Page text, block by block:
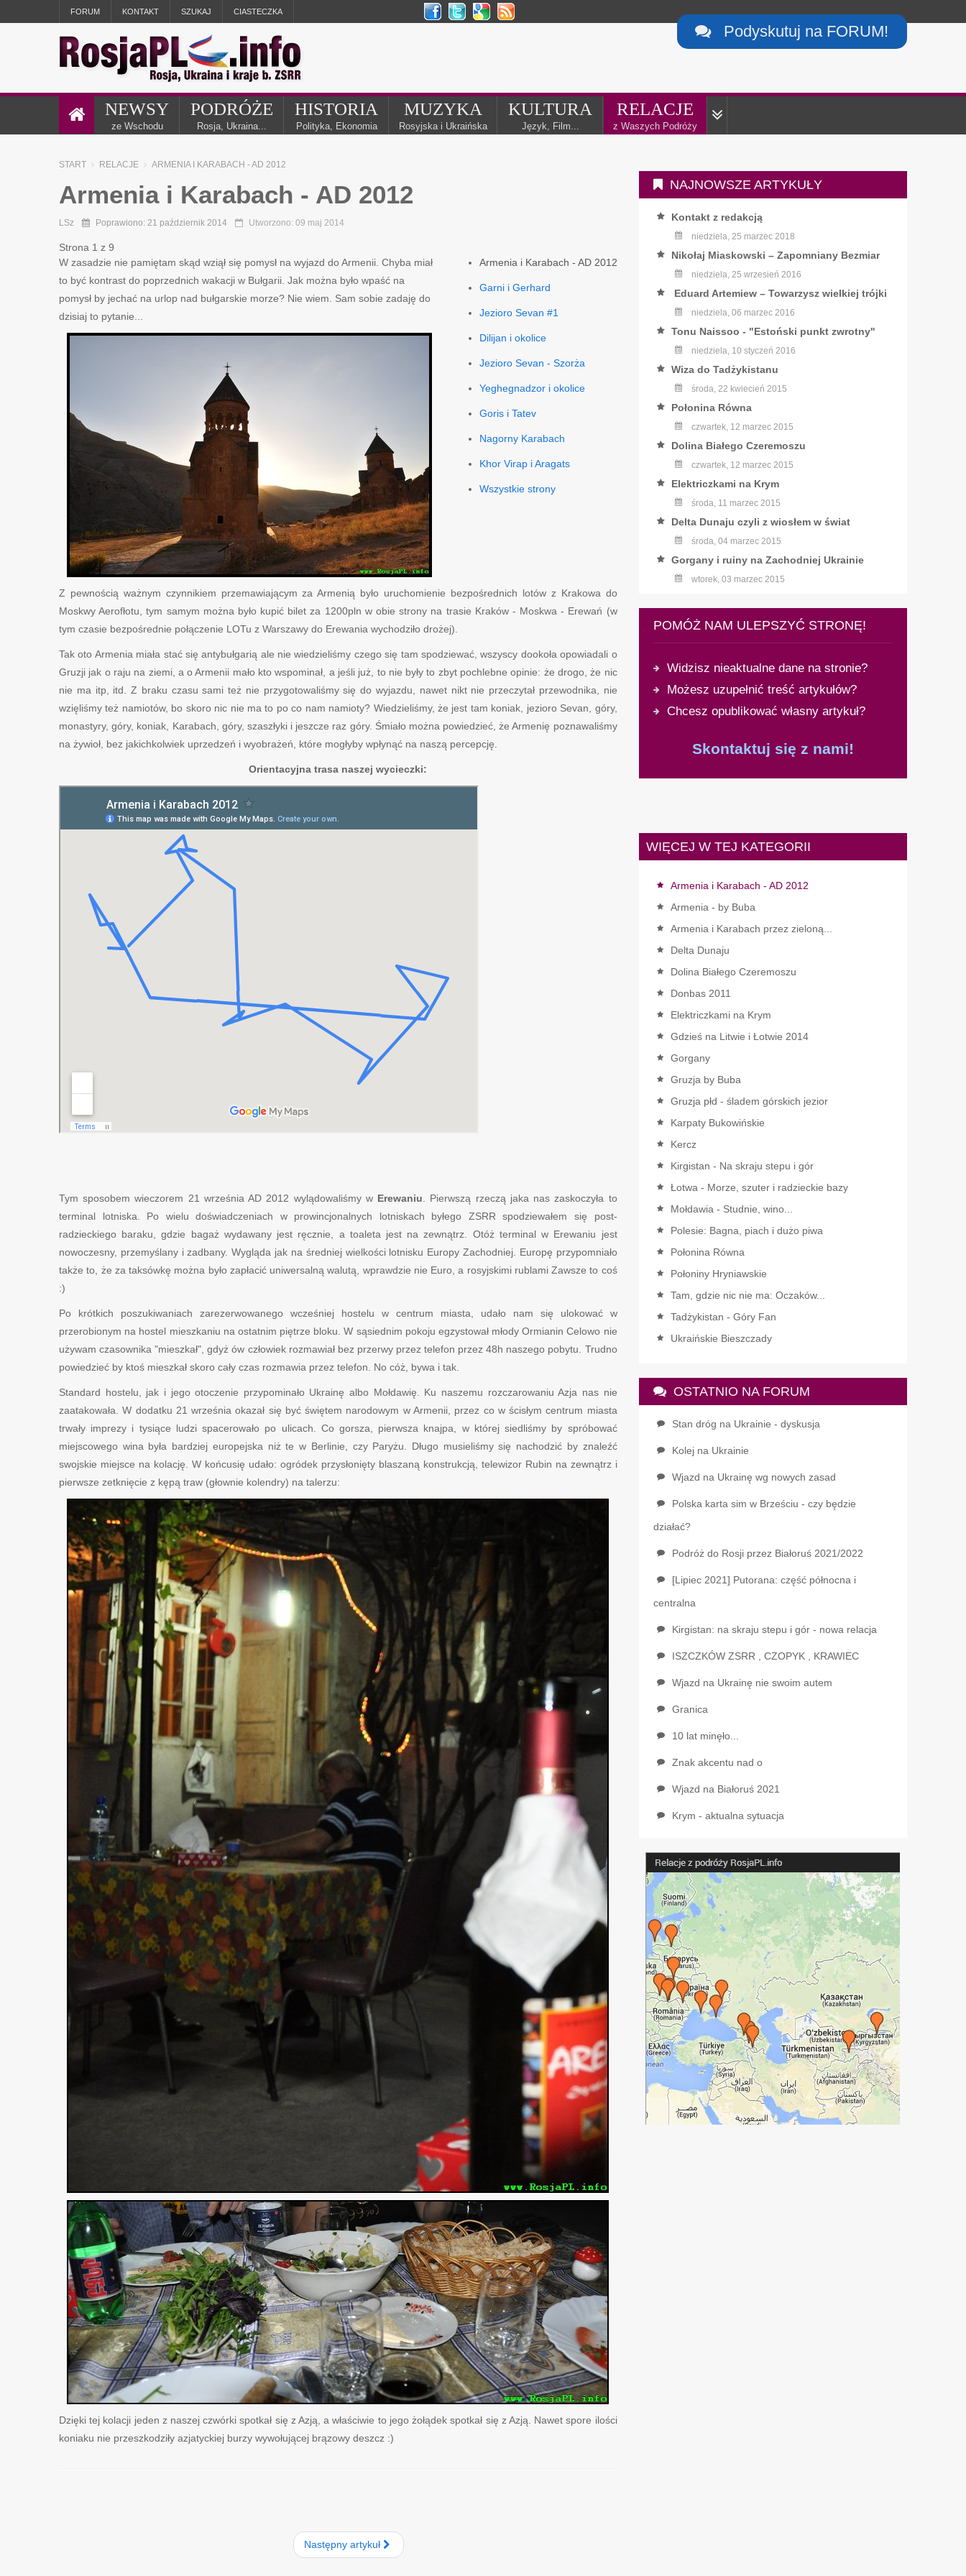
FORUM KONTAKT SZUKAJ CIASTECZKA
 Podyskutuj na FORUM!
NEWSY
ze Wschodu
PODRÓŻE
Rosja, Ukraina...
HISTORIA
Polityka, Ekonomia
MUZYKA
Rosyjska i Ukraińska
KULTURA
Język, Film...
RELACJE
z Waszych Podróży
START RELACJE ARMENIA I KARABACH - AD 2012
Armenia i Karabach - AD 2012
LSz Poprawiono: 21 październik 2014 Utworzono: 09 maj 2014
Armenia i Karabach - AD 2012
Garni i Gerhard
Jezioro Sevan #1
Dilijan i okolice
Jezioro Sevan - Szorża
Yeghegnadzor i okolice
Goris i Tatev
Nagorny Karabach
Khor Virap i Aragats
Wszystkie strony
Strona 1 z 9
W zasadzie nie pamiętam skąd wziął się pomysł na wyjazd do Armenii. Chyba miał
to być kontrast do poprzednich wakacji w Bułgarii. Jak można było wpaść na
pomysł by jechać na urlop nad bułgarskie morze? Nie wiem. Sam sobie zadaję do
dzisiaj to pytanie...
Z pewnością ważnym czynnikiem przemawiającym za Armenią było uruchomienie bezpośrednich lotów z Krakowa do
Moskwy Aerofłotu, tym samym można było kupić bilet za 1200pln w obie strony na trasie Kraków - Moskwa - Erewań (w
tym czasie bezpośrednie połączenie LOTu z Warszawy do Erewania wychodziło drożej).
Tak oto Armenia miała stać się antybułgarią ale nie wiedzieliśmy czego się tam spodziewać, wszyscy dookoła opowiadali o
Gruzji jak o raju na ziemi, a o Armenii mało kto wspominał, a jeśli już, to nie były to zbyt pochlebne opinie: że drogo, że nic
nie ma itp, itd. Z braku czasu sami też nie przygotowaliśmy się do wyjazdu, nawet nikt nie przeczytał przewodnika, nie
wzięliśmy też namiotów, bo skoro nic nie ma to po co nam namioty? Wiedzieliśmy, że jest tam koniak, jezioro Sevan, góry,
monastyry, góry, koniak, Karabach, góry, szaszłyki i jeszcze raz góry. Śmiało można powiedzieć, że Armenię poznawaliśmy
na żywioł, bez jakichkolwiek uprzedzeń i wyobrażeń, które mogłyby wpłynąć na naszą percepcję.
Orientacyjna trasa naszej wycieczki:
Tym sposobem wieczorem 21 września AD 2012 wylądowaliśmy w Erewaniu . Pierwszą rzeczą jaka nas zaskoczyła to
terminal lotniska. Po wielu doświadczeniach w prowincjonalnych lotniskach byłego ZSRR spodziewałem się post-
radzieckiego baraku, gdzie bagaż wydawany jest ręcznie, a toaleta jest na zewnątrz. Otóż terminal w Erewaniu jest
nowoczesny, przemyślany i zadbany. Wygląda jak na średniej wielkości lotnisku Europy Zachodniej. Europę przypomniało
także to, że za taksówkę można było zapłacić uniwersalną walutą, wprawdzie nie Euro, a rosyjskimi rublami Zawsze to coś
:)
Po krótkich poszukiwaniach zarezerwowanego wcześniej hostelu w centrum miasta, udało nam się ulokować w
przerobionym na hostel mieszkaniu na ostatnim piętrze bloku. W sąsiednim pokoju egzystował młody Ormianin Celowo nie
używam czasownika "mieszkał", gdyż ów człowiek rozmawiał bez przerwy przez telefon przez 48h naszego pobytu. Trudno
powiedzieć by ktoś mieszkał skoro cały czas rozmawia przez telefon. No cóż, bywa i tak.
Standard hostelu, jak i jego otoczenie przypominało Ukrainę albo Mołdawię. Ku naszemu rozczarowaniu Azja nas nie
zaatakowała. W dodatku 21 września okazał się być świętem narodowym w Armenii, przez co w ścisłym centrum miasta
trwały imprezy i tysiące ludzi spacerowało po ulicach. Co gorsza, pierwsza knajpa, w której siedliśmy by spróbować
miejscowego wina była bardziej europejska niż te w Berlinie, czy Paryżu. Długo musieliśmy się nachodzić by znaleźć
swojskie miejsce na kolację. W końcusię udało: ogródek przysłonięty blaszaną konstrukcją, telewizor Rubin na zewnątrz i
pierwsze zetknięcie z kępą traw (głownie kolendry) na talerzu:
Dzięki tej kolacji jeden z naszej czwórki spotkał się z Azją, a właściwie to jego żołądek spotkał się z Azją. Nawet spore ilości
koniaku nie przeszkodziły azjatyckiej burzy wywołującej brązowy deszcz :)
Następny artykuł
NAJNOWSZE ARTYKUŁY
Kontakt z redakcją
niedziela, 25 marzec 2018
Nikołaj Miaskowski – Zapomniany Bezmiar
niedziela, 25 wrzesień 2016
Eduard Artemiew – Towarzysz wielkiej trójki
niedziela, 06 marzec 2016
Tonu Naissoo - "Estoński punkt zwrotny"
niedziela, 10 styczeń 2016
Wiza do Tadżykistanu
środa, 22 kwiecień 2015
Połonina Równa
czwartek, 12 marzec 2015
Dolina Białego Czeremoszu
czwartek, 12 marzec 2015
Elektriczkami na Krym
środa, 11 marzec 2015
Delta Dunaju czyli z wiosłem w świat
środa, 04 marzec 2015
Gorgany i ruiny na Zachodniej Ukrainie
wtorek, 03 marzec 2015
POMÓŻ NAM ULEPSZYĆ STRONĘ!
Widzisz nieaktualne dane na stronie?
Możesz uzupełnić treść artykułów?
Chcesz opublikować własny artykuł?
Skontaktuj się z nami!
WIĘCEJ W TEJ KATEGORII
Armenia i Karabach - AD 2012
Armenia - by Buba
Armenia i Karabach przez zieloną...
Delta Dunaju
Dolina Białego Czeremoszu
Donbas 2011
Elektriczkami na Krym
Gdzieś na Litwie i Łotwie 2014
Gorgany
Gruzja by Buba
Gruzja płd - śladem górskich jezior
Karpaty Bukowińskie
Kercz
Kirgistan - Na skraju stepu i gór
Łotwa - Morze, szuter i radzieckie bazy
Mołdawia - Studnie, wino...
Polesie: Bagna, piach i dużo piwa
Połonina Równa
Połoniny Hryniawskie
Tam, gdzie nic nie ma: Oczaków...
Tadżykistan - Góry Fan
Ukraińskie Bieszczady
OSTATNIO NA FORUM
Stan dróg na Ukrainie - dyskusja
Kolej na Ukrainie
Wjazd na Ukrainę wg nowych zasad
Polska karta sim w Brześciu - czy będzie
działać?
Podróż do Rosji przez Białoruś 2021/2022
[Lipiec 2021] Putorana: część północna i
centralna
Kirgistan: na skraju stepu i gór - nowa relacja
ISZCZKÓW ZSRR , CZOPYK , KRAWIEC
Wjazd na Ukrainę nie swoim autem
Granica
10 lat minęło...
Znak akcentu nad o
Wjazd na Białoruś 2021
Krym - aktualna sytuacja